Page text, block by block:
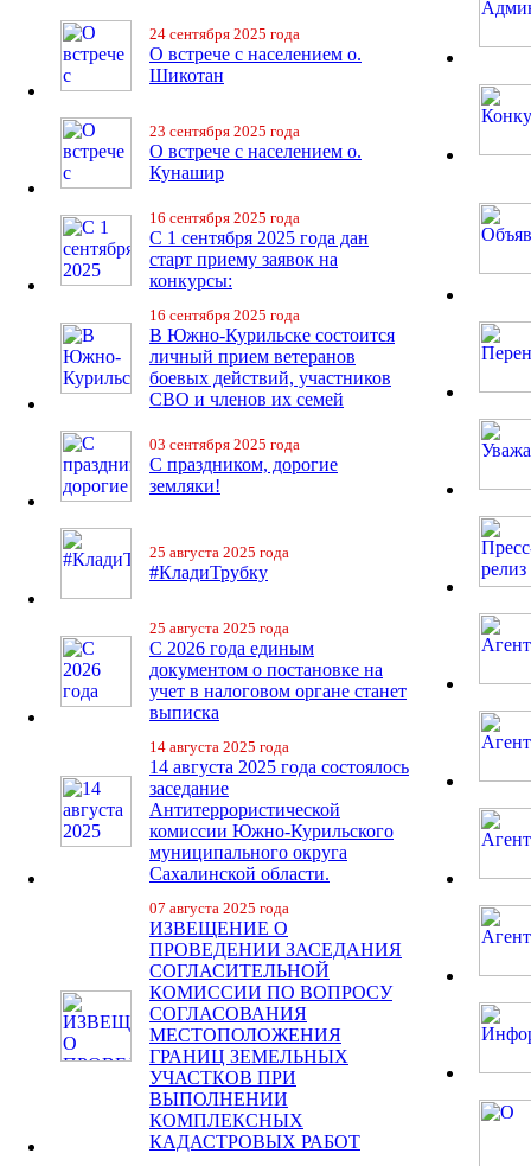
24 сентября 2025 года
О встрече с населением о.
Шикотан
23 сентября 2025 года
О встрече с населением о.
Кунашир
16 сентября 2025 года
С 1 сентября 2025 года дан
старт приему заявок на
конкурсы:
16 сентября 2025 года
В Южно-Курильске состоится
личный прием ветеранов
боевых действий, участников
СВО и членов их семей
03 сентября 2025 года
С праздником, дорогие
земляки!
25 августа 2025 года
#КладиТрубку
25 августа 2025 года
С 2026 года единым
документом о постановке на
учет в налоговом органе станет
выписка
14 августа 2025 года
14 августа 2025 года состоялось
заседание
Антитеррористической
комиссии Южно-Курильского
муниципального округа
Сахалинской области.
07 августа 2025 года
ИЗВЕЩЕНИЕ О
ПРОВЕДЕНИИ ЗАСЕДАНИЯ
СОГЛАСИТЕЛЬНОЙ
КОМИССИИ ПО ВОПРОСУ
СОГЛАСОВАНИЯ
МЕСТОПОЛОЖЕНИЯ
ГРАНИЦ ЗЕМЕЛЬНЫХ
УЧАСТКОВ ПРИ
ВЫПОЛНЕНИИ
КОМПЛЕКСНЫХ
КАДАСТРОВЫХ РАБОТ